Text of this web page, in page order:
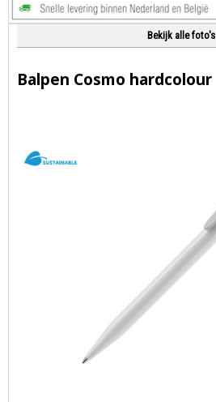
Bekijk alle foto's
Balpen Cosmo hardcolour